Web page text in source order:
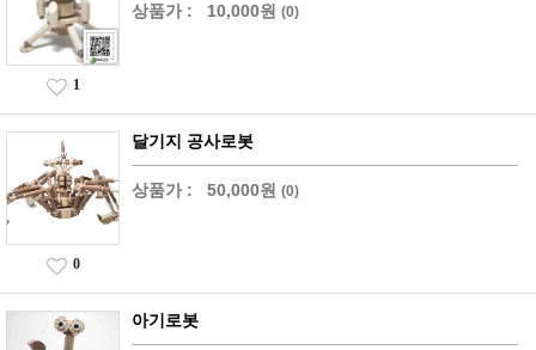
상품가 : 10,000원 (0)
1
달기지 공사로봇
상품가 : 50,000원 (0)
0
아기로봇